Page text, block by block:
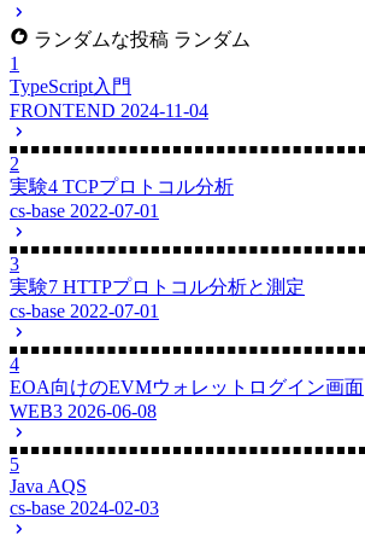
ランダムな投稿 ランダム
1
TypeScript入門
FRONTEND 2024-11-04
2
実験4 TCPプロトコル分析
cs-base 2022-07-01
3
実験7 HTTPプロトコル分析と測定
cs-base 2022-07-01
4
EOA向けのEVMウォレットログイン画面
WEB3 2026-06-08
5
Java AQS
cs-base 2024-02-03